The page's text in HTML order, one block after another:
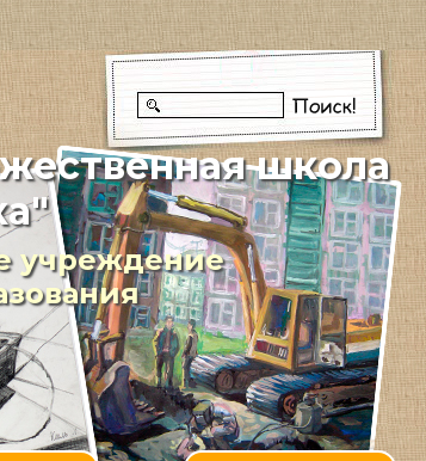
школа
учреждение